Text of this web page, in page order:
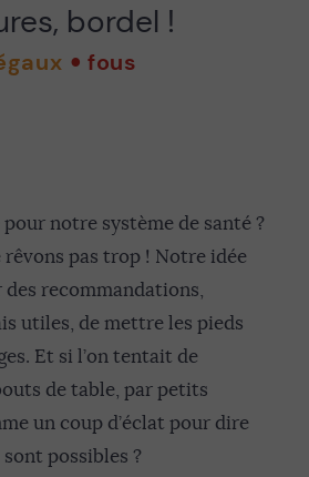
bordel !
fous
notre système de santé ?
rêvons pas trop ! Notre idée
recommandations,
utiles, de mettre les pieds
Et si l’on tentait de
de table, par petits
un coup d’éclat pour dire
sont possibles ?